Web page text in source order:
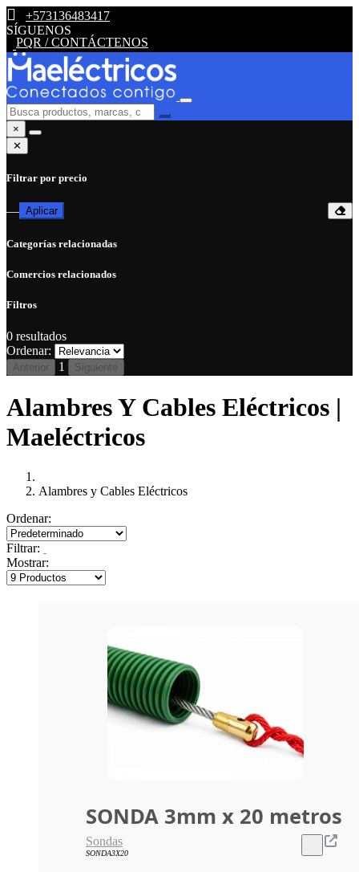
+573136483417
SÍGUENOS
PQR / CONTÁCTENOS
×
✕
Filtrar por precio
— Aplicar
Categorías relacionadas
Comercios relacionados
Filtros
0 resultados
Ordenar:
Anterior 1 Siguiente
Alambres Y Cables Eléctricos |
Maeléctricos
Alambres y Cables Eléctricos
Ordenar:
Filtrar:
Mostrar:
SONDA 3mm x 20 metros
Sondas
SONDA3X20